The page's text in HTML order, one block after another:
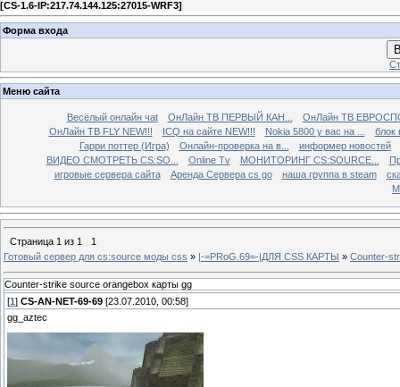
[CS-1.6-IP:217.74.144.125:27015-WRF3]
Форма входа
Меню сайта
Весёлый онлайн чаt ОнЛайн ТВ ПЕРВЫЙ КАН...
ОнЛайн ТВ
ОнЛайн ТВ FLY NEW!!!
ICQ на сайте NEW!!! Nokia 5800 у вас на ...
блок
Гарри поттер (Игра)
Онлайн-проверка на в...
информер новостей
ВИДЕО СМОТРЕТЬ CS:SO...
Online Tv МОНИТОРИНГ CS:SOURCE...
игровые сервера сайта
Аренда Сервера cs go наша группа в steam
Страница 1 из 1
1
Готовый сервер для cs:source моды css » |-=PRoG.69=-|ДЛЯ CSS КАРТЫ » Counter-
Counter-strike source orangebox карты gg
[1 ] CS-AN-NET-69-69 [23.07.2010, 00:58]
gg_aztec